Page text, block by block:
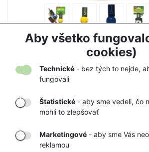
Aby všetko
cookies)
Technické - bez tých to nejde,
fungovali
Štatistické - aby sme vedeli, čo
mohli to zlepšovať
Marketingové - aby sme Vás
reklamou
ZVONČEK NA MEDVEDE
7,50 € 7,90 €
TOVARU AŽ K
VÁM DOMOV